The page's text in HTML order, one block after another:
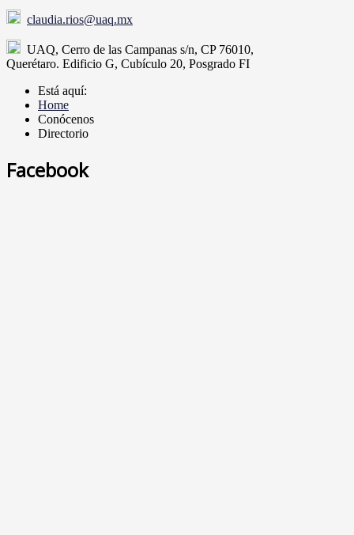
claudia.rios@uaq.mx
UAQ, Cerro de las Campanas s/n, CP 76010,
Querétaro. Edificio G, Cubículo 20, Posgrado FI
Está aquí:
Home
Conócenos
Directorio
Facebook